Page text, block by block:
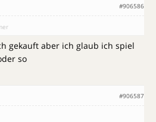
#906586
gekauft aber ich glaub ich spiel
so
#906587